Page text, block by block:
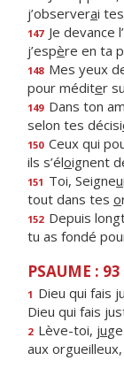
j’observerai
147 Je devance
j’espère en ta
148 Mes yeux
pour méditer
149 Dans ton
selon tes décisi
150 Ceux qui
ils s’éloignent
151 Toi, Seigneu
tout dans tes o
152 Depuis
tu as fondé
PSAUME : 93
1 Dieu qui fais
Dieu qui fais
2 Lève-toi, ju
aux